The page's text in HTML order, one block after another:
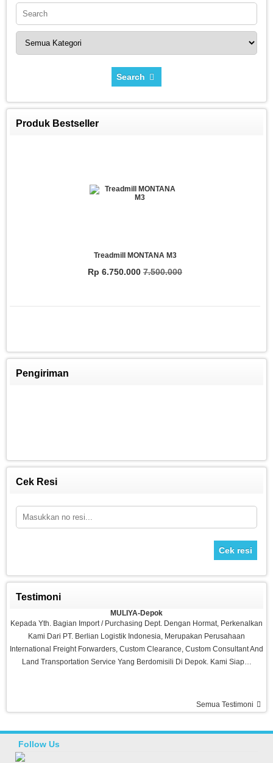
Search
Produk Bestseller
Treadmill MONTANA M3
Rp 6.750.000 7.500.000
Rp 1.980.0002.700.000
Pengiriman
Cek Resi
Cek resi
Testimoni
MULIYA-Depok
Kepada Yth. Bagian Import / Purchasing Dept. Dengan Hormat, Perkenalkan
Kami Dari PT. Berlian Logistik Indonesia, Merupakan Perusahaan
International Freight Forwarders, Custom Clearance, Custom Consultant And
Land Transportation Service Yang Berdomisili Di Depok. Kami Siap…
Semua Testimoni
Follow Us